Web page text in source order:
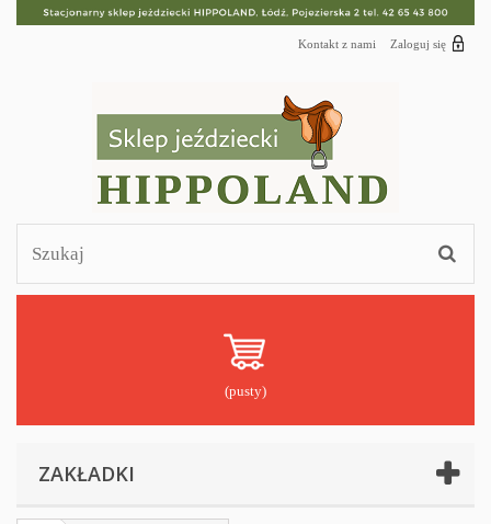
Zaloguj się
Kontakt z nami
(pusty)
ZAKŁADKI